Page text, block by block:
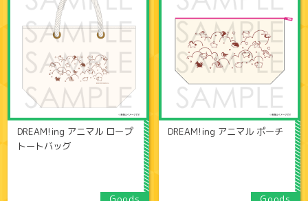
DREAM!ing アニマル ロープ
トートバッグ
DREAM!ing アニマル ポーチ